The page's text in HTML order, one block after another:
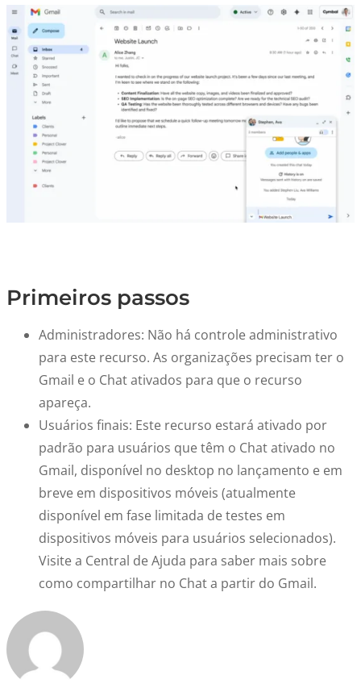
Primeiros passos
Administradores: Não há controle administrativo
para este recurso. As organizações precisam ter o
Gmail e o Chat ativados para que o recurso
apareça.
Usuários finais: Este recurso estará ativado por
padrão para usuários que têm o Chat ativado no
Gmail, disponível no desktop no lançamento e em
breve em dispositivos móveis (atualmente
disponível em fase limitada de testes em
dispositivos móveis para usuários selecionados).
Visite a Central de Ajuda para saber mais sobre
como compartilhar no Chat a partir do Gmail.